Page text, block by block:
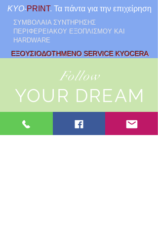
ΕΞΟΥΣΙΟΔΟΤΗΜΕΝΟ SERVICE KYOCERA
KYO-PRINT. Τα πάντα για την επιχείρηση
ΣΥΜΒΟΛΑΙΑ ΣΥΝΤΗΡΗΣΗΣ
ΠΕΡΙΦΕΡΕΙΑΚΟΥ ΕΞΟΠΛΙΣΜΟΥ ΚΑΙ
HARDWARE
LEASING
Follow
YOUR DREAM